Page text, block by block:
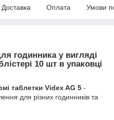
Доставка Оплата Умови
годинника у вигляді
10 шт в упаковці
таблетки Videx AG 5 -
для різних годинників та